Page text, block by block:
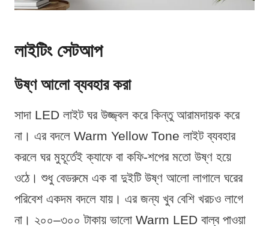
লাইটিং সেটআপ
উষ্ণ আলো ব্যবহার করা
সাদা LED লাইট ঘর উজ্জ্বল করে কিন্তু আরামদায়ক করে
না। এর বদলে Warm Yellow Tone লাইট ব্যবহার
করলে ঘর মুহূর্তেই ক্যাফে বা কফি-শপের মতো উষ্ণ হয়ে
ওঠে। শুধু বেডরুমে এক বা দুইটি উষ্ণ আলো লাগালে ঘরের
পরিবেশ একদম বদলে যায়। এর জন্য খুব বেশি খরচও লাগে
না। ২০০–৩০০ টাকায় ভালো Warm LED বাল্ব পাওয়া